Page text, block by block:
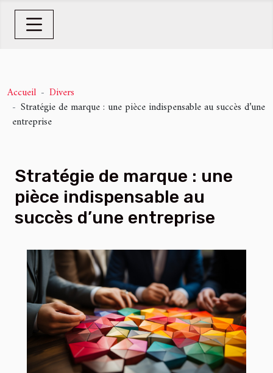
Accueil
Divers
Stratégie de marque : une pièce indispensable au succès d’une
entreprise
Stratégie de marque : une
pièce indispensable au
succès d’une entreprise